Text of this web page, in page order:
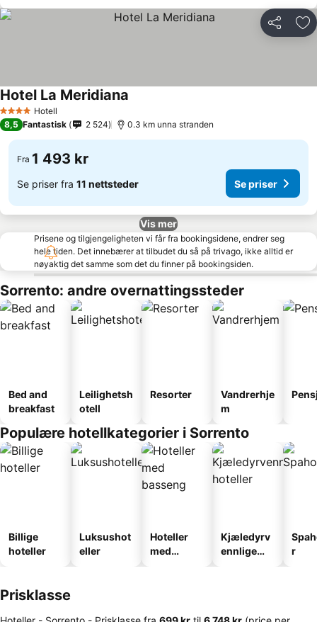
Del
4 StjernerHotell
Hotel La Meridiana
8,5 Fantastisk 2 524 0.3 km unna stranden
Fra 1 493 kr
Se priser fra 11 nettsteder Se priser
Vis mer
Prisene og tilgjengeligheten vi får fra bookingsidene, endrer seg
hele tiden. Det innebærer at tilbudet du så på trivago, ikke alltid er
nøyaktig det samme som det du finner på bookingsiden.
Sorrento: andre overnattingssteder
Bed and
breakfast
Leilighetsh
otell
Resorter
Vandrerhje
m
Populære hotellkategorier i Sorrento
Billige
hoteller
Luksushot
eller
Hoteller
med
Kjæledyrv
ennlige
r
Prisklasse